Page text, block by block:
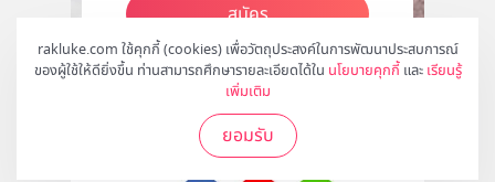
rakluke.com ใช้คุกกี้ (cookies) เพื่อวัตถุประสงค์ในการพัฒนาประสบการณ์
ของผู้ใช้ให้ดียิ่งขึ้น ท่านสามารถศึกษารายละเอียดได้ใน นโยบายคุกกี้ และ เรียนรู้
เพิ่มเติม
ยอมรับ
สมัคร
ติดตามเราได้ที่